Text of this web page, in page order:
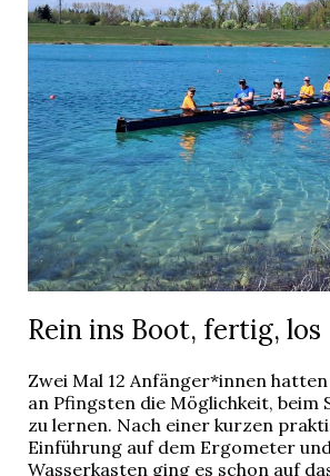
Rein ins Boot, fertig, los
Zwei Mal 12 Anfänger*innen
an Pfingsten die Möglichkeit, beim
zu lernen. Nach einer kurzen
Einführung auf dem Ergometer
Wasserkasten ging es schon auf